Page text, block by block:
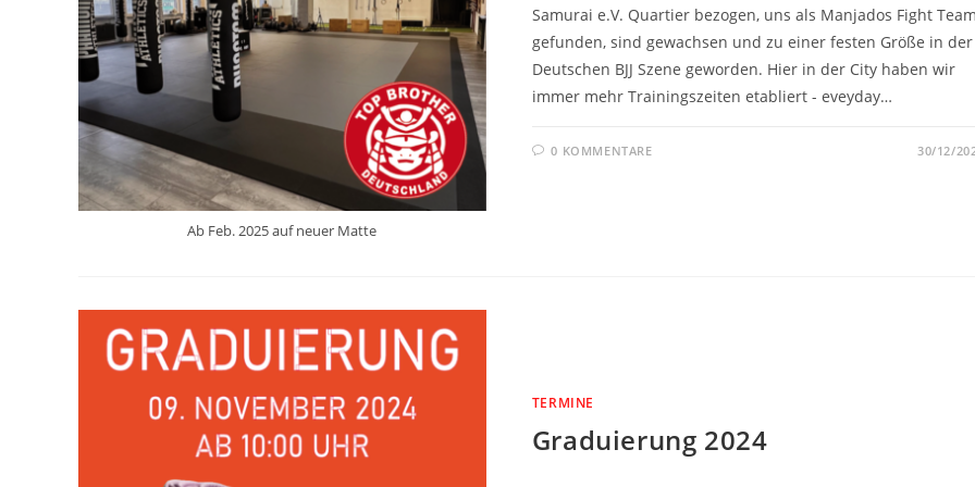
Ab Feb. 2025 auf neuer Matte
Samurai e.V. Quartier bezogen, uns als Manjados Fight
gefunden, sind gewachsen und zu einer festen Größe in der
Deutschen BJJ Szene geworden. Hier in der City haben wir
immer mehr Trainingszeiten etabliert - eveyday…
0 KOMMENTARE 30/12/
TERMINE
Graduierung 2024